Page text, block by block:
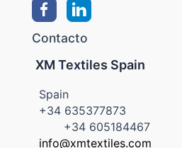
Contacto
XM Textiles Spain
Spain
+34 635377873
+34 605184467
info@xmtextiles.com